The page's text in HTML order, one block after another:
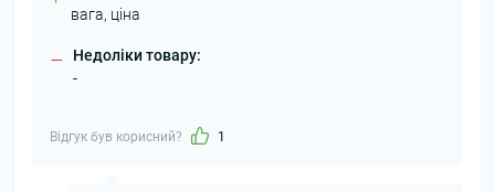
вага, ціна
–
Недоліки товару:
-
Відгук був корисний? 1